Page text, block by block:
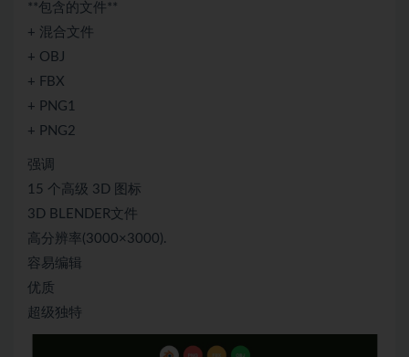
**包含的文件**
+ 混合文件
+ OBJ
+ FBX
+ PNG1
+ PNG2
强调
15 个高级 3D 图标
3D BLENDER文件
高分辨率(3000×3000).
容易编辑
优质
超级独特